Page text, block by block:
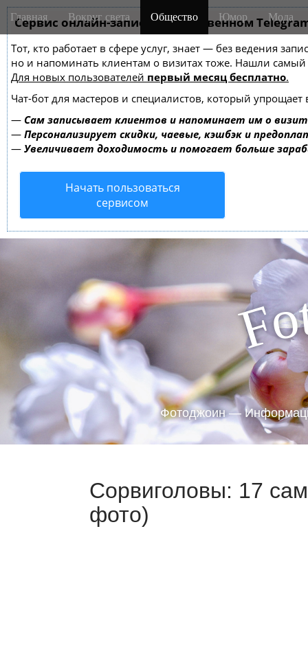
Сервис онлайн-записи на собственном
Тот, кто работает в сфере услуг, знает — без ведения
но и напоминать клиентам о визитах тоже. Нашли
Для новых пользователей первый месяц бесплатно.
Чат-бот для мастеров и специалистов, который упрощает
— Сам записывает клиентов и напоминает им о
— Персонализирует скидки, чаевые, кэшбэк и
— Увеличивает доходимость и помогает больше
Начать пользоваться
сервисом
M
a
n
m
e
n
u
i
Главная Вокруг света Общество Юмор Мода
Fo
Фотоджоин —
Сорвиголовы: 17
фото)